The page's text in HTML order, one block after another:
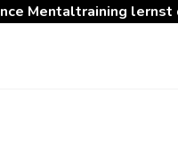
Mentaltraining